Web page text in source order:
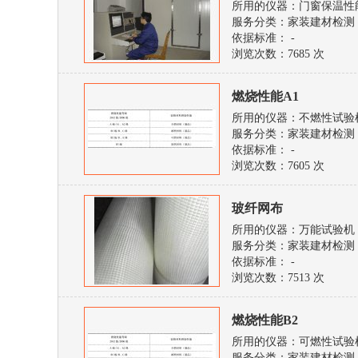
所用的仪器：门窗保温性
服务分类：家装建材检测
依据标准： -
浏览次数： 7685 次
燃烧性能A1
所用的仪器：不燃性试验
服务分类：家装建材检测
依据标准： -
浏览次数： 7605 次
玻纤网布
所用的仪器：万能试验机
服务分类：家装建材检测
依据标准： -
浏览次数： 7513 次
燃烧性能B2
所用的仪器：可燃性试验